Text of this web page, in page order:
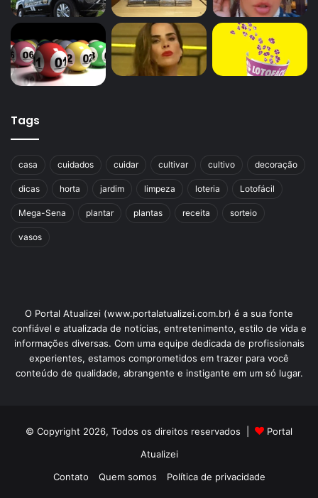
Tags
casa cuidados cuidar cultivar cultivo decoração
dicas horta jardim limpeza loteria Lotofácil
Mega-Sena plantar plantas receita sorteio
vasos
O Portal Atualizei (www.portalatualizei.com.br) é a sua fonte
confiável e atualizada de notícias, entretenimento, estilo de vida e
informações diversas. Com uma equipe dedicada de profissionais
experientes, estamos comprometidos em trazer para você
conteúdo de qualidade, abrangente e instigante em um só lugar.
© Copyright 2026, Todos os direitos reservados |
Portal
Atualizei
Contato
Quem somos Política de privacidade